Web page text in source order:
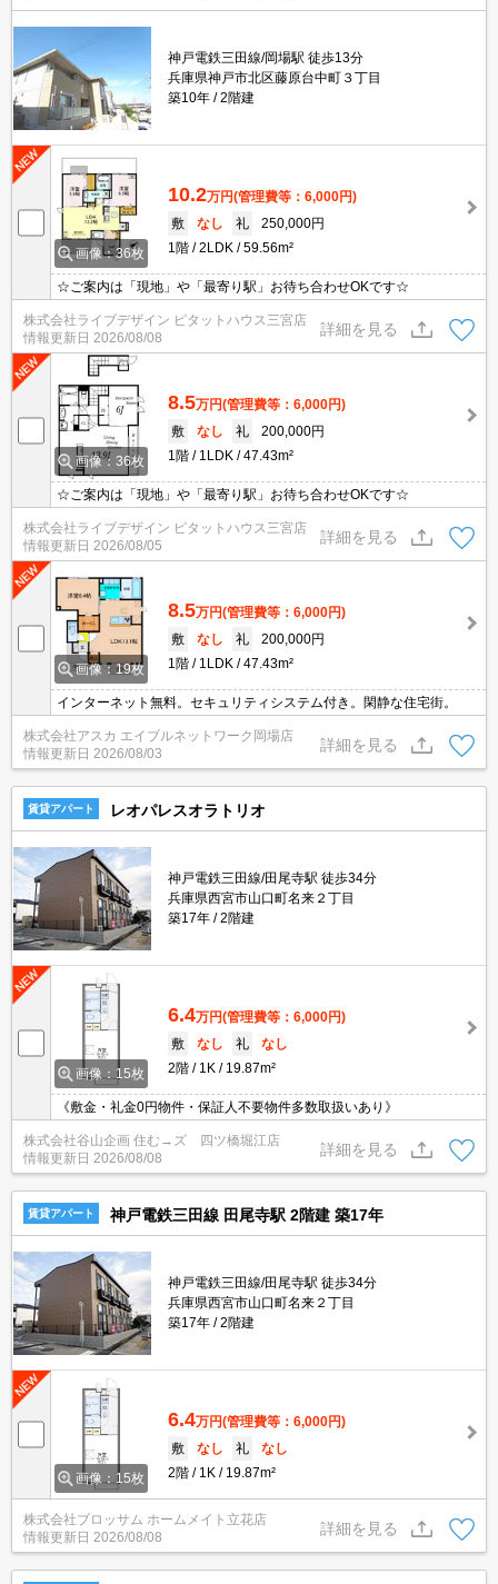
神戸電鉄三田線/岡場駅 徒歩13分
兵庫県神戸市北区藤原台中町３丁目
築10年
2階建
画像：36枚
10.2万円(管理費等：6,000円)
敷
なし 礼
250,000円
1階
2LDK 59.56m²
☆ご案内は「現地」や「最寄り駅」お待ち合わせOKです☆
株式会社ライブデザイン ピタットハウス三宮店
情報更新日 2026/08/08
詳細を見る
画像：36枚
8.5万円(管理費等：6,000円)
敷
なし 礼
200,000円
1階
1LDK 47.43m²
☆ご案内は「現地」や「最寄り駅」お待ち合わせOKです☆
株式会社ライブデザイン ピタットハウス三宮店
情報更新日 2026/08/05
詳細を見る
画像：19枚
8.5万円(管理費等：6,000円)
敷
なし 礼
200,000円
1階
1LDK 47.43m²
インターネット無料。セキュリティシステム付き。閑静な住宅街。
株式会社アスカ エイブルネットワーク岡場店
情報更新日 2026/08/03
詳細を見る
賃貸アパート レオパレスオラトリオ
神戸電鉄三田線/田尾寺駅 徒歩34分
兵庫県西宮市山口町名来２丁目
築17年
2階建
画像：15枚
6.4万円(管理費等：6,000円)
敷
なし 礼
なし
2階
1K 19.87m²
《敷金・礼金0円物件・保証人不要物件多数取扱いあり》
株式会社谷山企画 住む→ズ 四ツ橋堀江店
情報更新日 2026/08/08
詳細を見る
賃貸アパート 神戸電鉄三田線 田尾寺駅 2階建 築17年
神戸電鉄三田線/田尾寺駅 徒歩34分
兵庫県西宮市山口町名来２丁目
築17年
2階建
画像：15枚
6.4万円(管理費等：6,000円)
敷
なし 礼
なし
2階
1K 19.87m²
株式会社ブロッサム ホームメイト立花店
情報更新日 2026/08/08
詳細を見る